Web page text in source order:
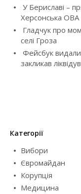
n
У Бериславі –
Херсонська ОВА
Гладчук про
селі Гроза
Фейсбук
закликав
Категорії
Вибори
Євромайдан
Корупція
Медицина